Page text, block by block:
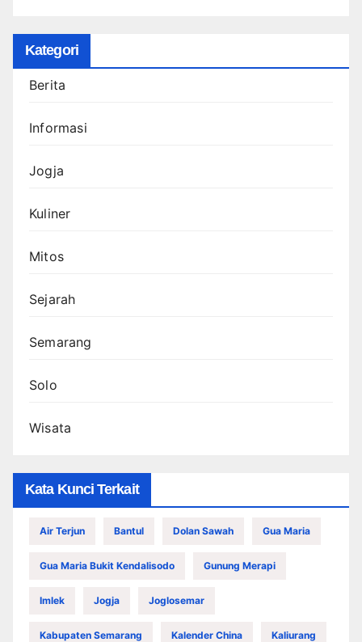
Kategori
Berita
Informasi
Jogja
Kuliner
Mitos
Sejarah
Semarang
Solo
Wisata
Kata Kunci Terkait
Air Terjun Bantul Dolan Sawah Gua Maria
Gua Maria Bukit Kendalisodo Gunung Merapi
Imlek Jogja Joglosemar
Kabupaten Semarang Kalender China Kaliurang